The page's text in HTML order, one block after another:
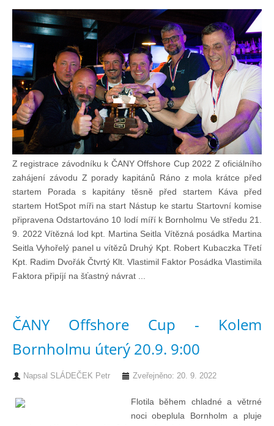
Doklady osob
Lodě - technika (tech. způsobilost)
Lodě - registrace
Rádio (MF, HF, VHF)
Kapitánské zkoušky
Ostatní
Soutěže a závody
Offshore Cup
Pohár mistrů
Osobnost roku
Z registrace závodníku k ČANY Offshore Cup 2022 Z oficiálního
zahájení závodu Z porady kapitánů Ráno z mola krátce před
startem Porada s kapitány těsně před startem Káva před
startem HotSpot míři na start Nástup ke startu Startovní komise
připravena Odstartováno 10 lodí míří k Bornholmu Ve středu 21.
9. 2022 Vítězná lod kpt. Martina Seitla Vítězná posádka Martina
Seitla Vyhořelý panel u vítězů Druhý Kpt. Robert Kubaczka Třetí
Kpt. Radim Dvořák Čtvrtý Klt. Vlastimil Faktor Posádka Vlastimila
Faktora připíjí na šťastný návrat ...
ČANY Offshore Cup - Kolem
Bornholmu úterý 20.9. 9:00
Napsal SLÁDEČEK Petr Zveřejněno: 20. 9. 2022
Flotila během chladné a větrné
noci obeplula Bornholm a pluje